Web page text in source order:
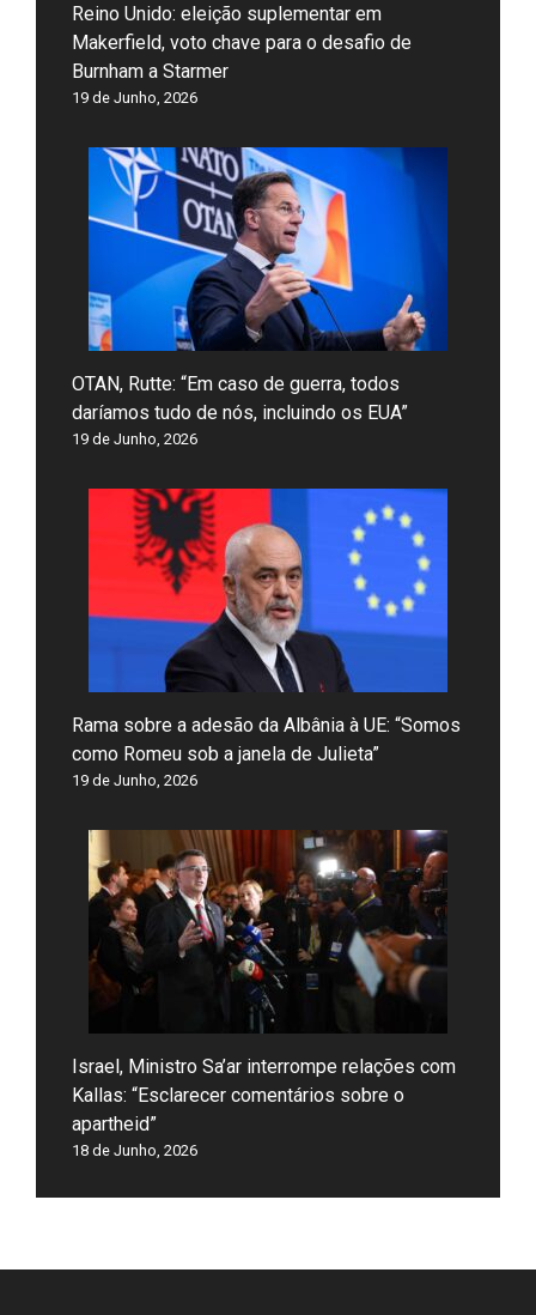
Reino Unido: eleição suplementar em
Makerfield, voto chave para o desafio de
Burnham a Starmer
19 de Junho, 2026
OTAN, Rutte: “Em caso de guerra, todos
daríamos tudo de nós, incluindo os EUA”
19 de Junho, 2026
Rama sobre a adesão da Albânia à UE: “Somos
como Romeu sob a janela de Julieta”
19 de Junho, 2026
Israel, Ministro Sa’ar interrompe relações com
Kallas: “Esclarecer comentários sobre o
apartheid”
18 de Junho, 2026